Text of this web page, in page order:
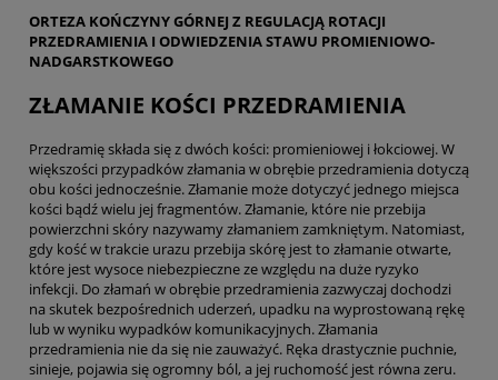
ORTEZA KOŃCZYNY GÓRNEJ Z REGULACJĄ ROTACJI
PRZEDRAMIENIA I ODWIEDZENIA STAWU PROMIENIOWO-
NADGARSTKOWEGO
ZŁAMANIE KOŚCI PRZEDRAMIENIA
Przedramię składa się z dwóch kości: promieniowej i łokciowej. W
większości przypadków złamania w obrębie przedramienia dotyczą
obu kości jednocześnie. Złamanie może dotyczyć jednego miejsca
kości bądź wielu jej fragmentów. Złamanie, które nie przebija
powierzchni skóry nazywamy złamaniem zamkniętym. Natomiast,
gdy kość w trakcie urazu przebija skórę jest to złamanie otwarte,
które jest wysoce niebezpieczne ze względu na duże ryzyko
infekcji. Do złamań w obrębie przedramienia zazwyczaj dochodzi
na skutek bezpośrednich uderzeń, upadku na wyprostowaną rękę
lub w wyniku wypadków komunikacyjnych. Złamania
przedramienia nie da się nie zauważyć. Ręka drastycznie puchnie,
sinieje, pojawia się ogromny ból, a jej ruchomość jest równa zeru.